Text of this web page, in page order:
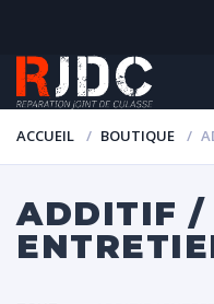
ACCUEIL BOUTIQUE
ADDITIF /